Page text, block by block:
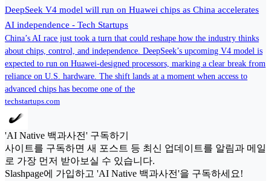
DeepSeek V4 model will run on Huawei chips as China accelerates
AI independence - Tech Startups
China’s AI race just took a turn that could reshape how the industry thinks
about chips, control, and independence. DeepSeek’s upcoming V4 model is
expected to run on Huawei-designed processors, marking a clear break from
reliance on U.S. hardware. The shift lands at a moment when access to
advanced chips has become one of the
techstartups.com
'AI Native 백과사전' 구독하기
사이트를 구독하면 새 포스트 등 최신 업데이트를 알림과 메일
로 가장 먼저 받아보실 수 있습니다.
Slashpage에 가입하고 'AI Native 백과사전'을 구독하세요!